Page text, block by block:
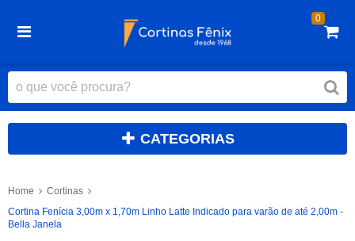
0
CATEGORIAS
Home
Cortinas
Cortina Fenícia 3,00m x 1,70m Linho Latte Indicado para varão de até 2,00m -
Bella Janela